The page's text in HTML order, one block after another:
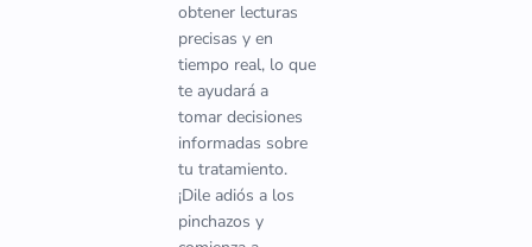
obtener lecturas
precisas y en
tiempo real, lo que
te ayudará a
tomar decisiones
informadas sobre
tu tratamiento.
¡Dile adiós a los
pinchazos y